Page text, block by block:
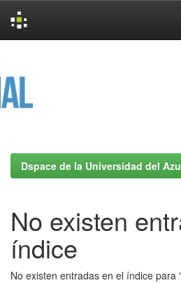
Dspace de la Universidad del
No existen
índice
No existen entradas en el índice para